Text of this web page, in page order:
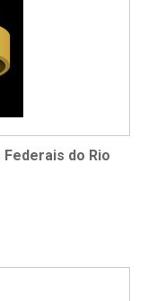
Federais do Rio